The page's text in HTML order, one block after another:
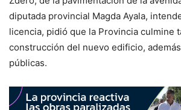
diputada provincial Magda Ayala,
licencia, pidió que la Provincia culmine
construcción del nuevo edificio,
públicas.